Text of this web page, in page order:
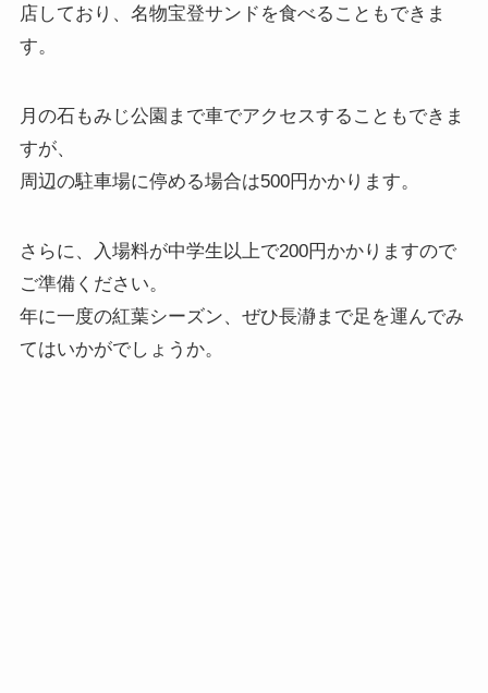
店しており、名物宝登サンドを食べることもできま
す。
月の石もみじ公園まで車でアクセスすることもできま
すが、
周辺の駐車場に停める場合は500円かかります。
さらに、入場料が中学生以上で200円かかりますので
ご準備ください。
年に一度の紅葉シーズン、ぜひ長瀞まで足を運んでみ
てはいかがでしょうか。